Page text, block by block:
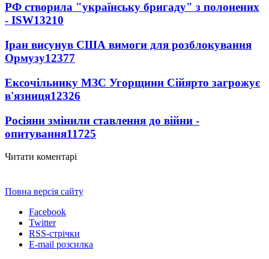
РФ створила "українську бригаду" з полонених
- ISW13210
Іран висунув США вимоги для розблокування
Ормузу12377
Ексочільнику МЗС Угорщини Сійярто загрожує
в'язниця12326
Росіяни змінили ставлення до війни -
опитування11725
Читати коментарі
Повна версія сайту
Facebook
Twitter
RSS-стрічки
E-mail розсилка